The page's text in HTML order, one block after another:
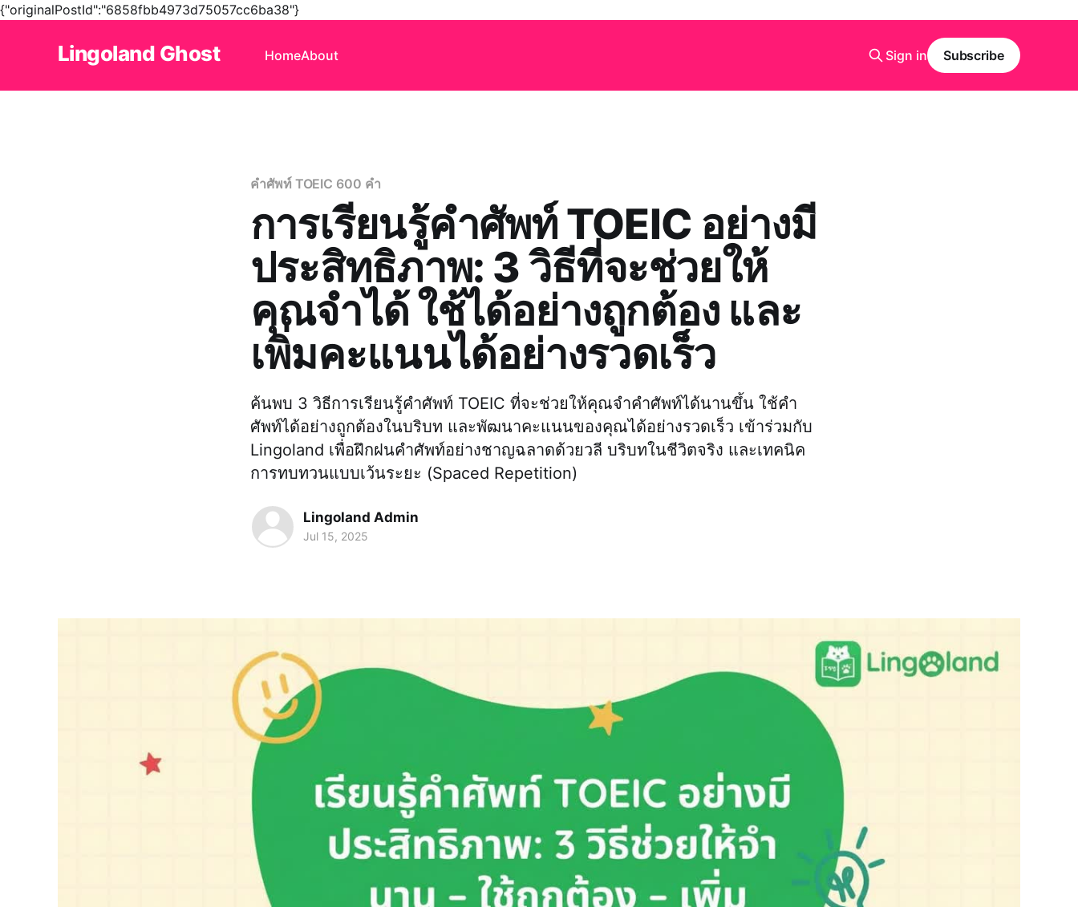
{"originalPostId":"6858fbb4973d75057cc6ba38"}
Lingoland Ghost HomeAbout Sign in Subscribe
คำศัพท์ TOEIC 600 คำ
การเรียนรู้คำศัพท์ TOEIC อย่างมี
ประสิทธิภาพ: 3 วิธีที่จะช่วยให้
คุณจำได้ ใช้ได้อย่างถูกต้อง และ
เพิ่มคะแนนได้อย่างรวดเร็ว
ค้นพบ 3 วิธีการเรียนรู้คำศัพท์ TOEIC ที่จะช่วยให้คุณจำคำศัพท์ได้นานขึ้น ใช้คำ
ศัพท์ได้อย่างถูกต้องในบริบท และพัฒนาคะแนนของคุณได้อย่างรวดเร็ว เข้าร่วมกับ
Lingoland เพื่อฝึกฝนคำศัพท์อย่างชาญฉลาดด้วยวลี บริบทในชีวิตจริง และเทคนิค
การทบทวนแบบเว้นระยะ (Spaced Repetition)
Lingoland Admin
Jul 15, 2025